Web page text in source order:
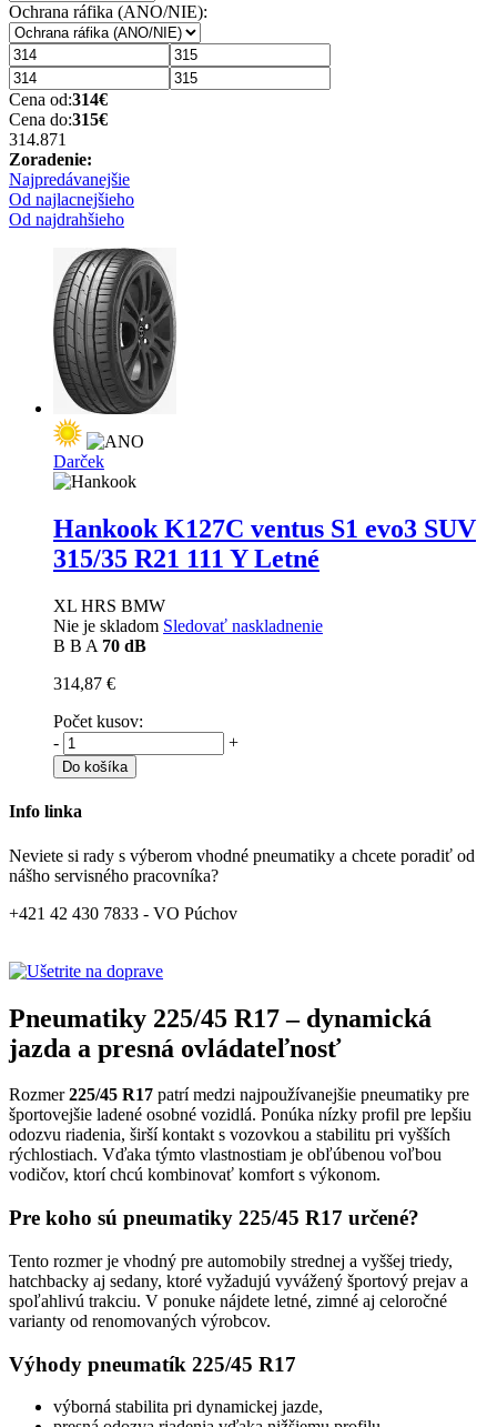
Ochrana ráfika (ANO/NIE):
Cena od:314€
Cena do:315€
314.871
Zoradenie:
Najpredávanejšie
Od najlacnejšieho
Od najdrahšieho
Darček
Hankook K127C ventus S1 evo3 SUV
315/35 R21 111 Y Letné
XL HRS BMW
Nie je skladom Sledovať naskladnenie
B B A 70 dB
314,87 €
Počet kusov:
-
+
Do košíka
Info linka
Neviete si rady s výberom vhodné pneumatiky a chcete poradiť od
nášho servisného pracovníka?
+421 42 430 7833 - VO Púchov
Pneumatiky 225/45 R17 – dynamická
jazda a presná ovládateľnosť
Rozmer225/45 R17 patrí medzi najpoužívanejšie pneumatiky pre
športovejšie ladené osobné vozidlá. Ponúka nízky profil pre lepšiu
odozvu riadenia, širší kontakt s vozovkou a stabilitu pri vyšších
rýchlostiach. Vďaka týmto vlastnostiam je obľúbenou voľbou
vodičov, ktorí chcú kombinovať komfort s výkonom.
Pre koho sú pneumatiky 225/45 R17 určené?
Tento rozmer je vhodný pre automobily strednej a vyššej triedy,
hatchbacky aj sedany, ktoré vyžadujú vyvážený športový prejav a
spoľahlivú trakciu. V ponuke nájdete letné, zimné aj celoročné
varianty od renomovaných výrobcov.
Výhody pneumatík 225/45 R17
výborná stabilita pri dynamickej jazde,